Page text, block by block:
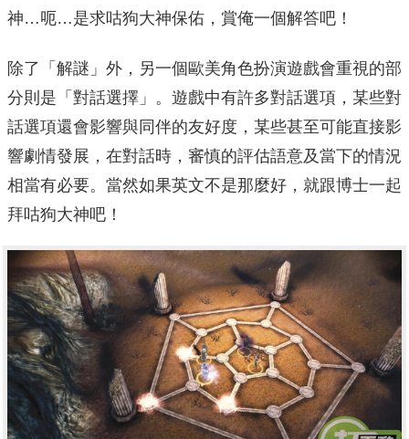
神…呃…是求咕狗大神保佑，賞俺一個解答吧！
除了「解謎」外，另一個歐美角色扮演遊戲會重視的部
分則是「對話選擇」。遊戲中有許多對話選項，某些對
話選項還會影響與同伴的友好度，某些甚至可能直接影
響劇情發展，在對話時，審慎的評估語意及當下的情況
相當有必要。當然如果英文不是那麼好，就跟博士一起
拜咕狗大神吧！